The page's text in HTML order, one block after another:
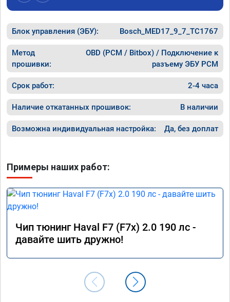
Блок управления (ЭБУ): Bosch_MED17_9_7_TC1767
Метод
прошивки:
OBD (PCM / Bitbox) / Подключение к
разъему ЭБУ PCM
Срок работ: 2-4 часа
Наличие откатанных прошивок: В наличии
Возможна индивидуальная настройка: Да, без доплат
Примеры наших работ:
Чип тюнинг Haval F7 (F7x) 2.0 190 лс -
давайте шить дружно!